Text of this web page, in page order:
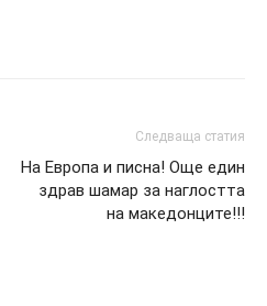
Следваща статия
На Европа и писна! Още един
здрав шамар за наглостта
на македонците!!!